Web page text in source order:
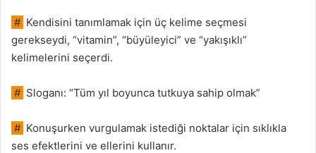
# Kendisini tanımlamak için üç kelime seçmesi
gerekseydi, “vitamin”, “büyüleyici” ve “yakışıklı”
kelimelerini seçerdi.
# Sloganı: “Tüm yıl boyunca tutkuya sahip olmak”
# Konuşurken vurgulamak istediği noktalar için sıklıkla
ses efektlerini ve ellerini kullanır.